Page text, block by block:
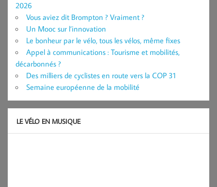
2026
Vous aviez dit Brompton ? Vraiment ?
Un Mooc sur l’innovation
Le bonheur par le vélo, tous les vélos, même fixes
Appel à communications : Tourisme et mobilités,
décarbonnés ?
Des milliers de cyclistes en route vers la COP 31
Semaine européenne de la mobilité
LE VÉLO EN MUSIQUE